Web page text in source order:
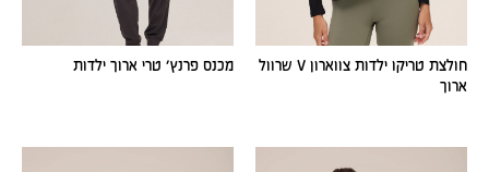
חולצת טריקו ילדות צווארון V שרוול
ארוך
מכנס פרנץ׳ טרי ארוך ילדות